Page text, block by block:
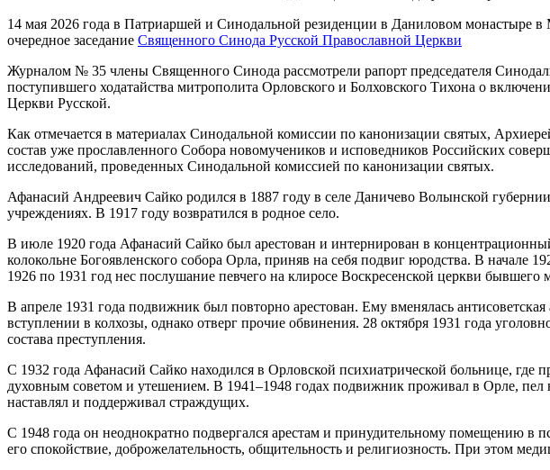
14 мая 2026 года в Патриаршей и Синодальной резиденции в Даниловом монастыре в
очередное заседание Священного Синода Русской Православной Церкви
Журналом № 35 члены Священного Синода рассмотрели рапорт председателя
поступившего ходатайства митрополита Орловского и Болховского Тихона о
Церкви Русской.
Как отмечается в материалах Синодальной комиссии по канонизации святых,
состав уже прославленного Собора новомучеников и исповедников Российских
исследований, проведенных Синодальной комиссией по канонизации святых.
Афанасий Андреевич Сайко родился в 1887 году в селе Даничево Волынской
учреждениях. В 1917 году возвратился в родное село.
В июле 1920 года Афанасий Сайко был арестован и интернирован в
колокольне Богоявленского собора Орла, приняв на себя подвиг юродства. В начале
1926 по 1931 год нес послушание певчего на клиросе Воскресенской церкви
В апреле 1931 года подвижник был повторно арестован. Ему вменялась
вступлении в колхозы, однако отверг прочие обвинения. 28 октября 1931 года
состава преступления.
С 1932 года Афанасий Сайко находился в Орловской психиатрической больнице, где
духовным советом и утешением. В 1941–1948 годах подвижник проживал в Орле,
наставлял и поддерживал страждущих.
С 1948 года он неоднократно подвергался арестам и принудительному помещению в
его спокойствие, доброжелательность, общительность и религиозность. При этом